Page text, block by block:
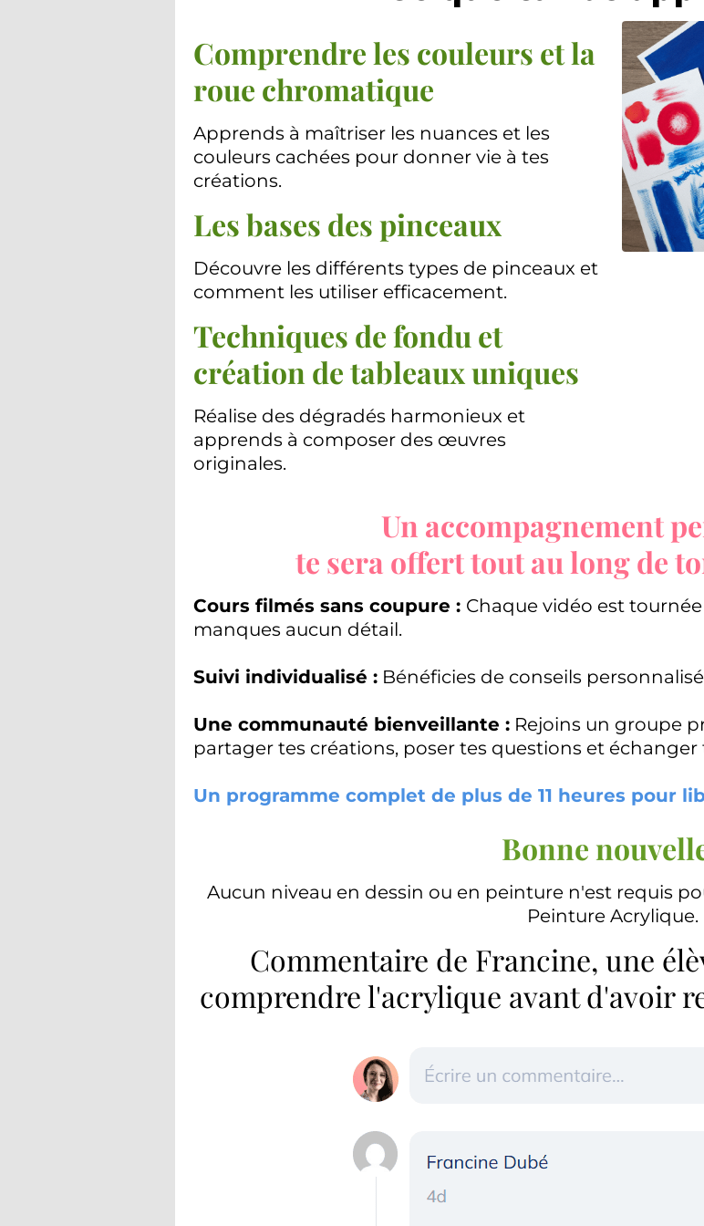
Comprendre les couleurs et la
roue chromatique
Apprends à maîtriser les nuances et les
couleurs cachées pour donner vie à tes
créations.
Les bases des pinceaux
Découvre les différents types de pinceaux et
comment les utiliser efficacement.
Techniques de fondu et
création de tableaux uniques
Réalise des dégradés harmonieux et
apprends à composer des œuvres
originales.
Un accompagnement
te sera offert tout au long de
Cours filmés sans coupure : Chaque vidéo est
manques aucun détail.
Suivi individualisé : Bénéficies de conseils
Une communauté bienveillante : Rejoins un groupe
partager tes créations, poser tes questions et échanger
Un programme complet de plus de 11 heures pour
Bonne
Aucun niveau en dessin ou en peinture n'est requis
Peinture Acrylique.
Commentaire de Francine, une
comprendre l'acrylique avant d'avoir